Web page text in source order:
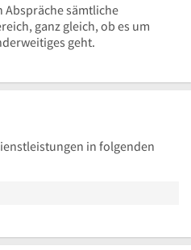
Abspräche sämtliche
ganz gleich, ob es um
geht.
in folgenden